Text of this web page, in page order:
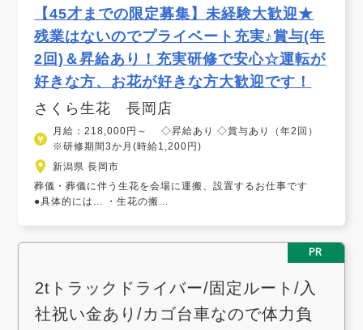
【45才までの限定募集】未経験大歓迎★
残業はないのでプライベート充実♪賞与(年
2回)＆昇給あり！充実研修で安心☆運転が
好きな方、お花が好きな方大歓迎です！
さくら生花 長岡店
月給：218,000円～ ◇昇給あり ◇賞与あり（年2回）
※研修期間3か月(時給1,200円)
新潟県 長岡市
葬儀・葬儀に伴う生花を会場に運搬、設置するお仕事です
●具体的には... ・生花の搬...
PR
2tトラックドライバー/固定ルート/入
社祝い金あり/カゴ台車なので体力負